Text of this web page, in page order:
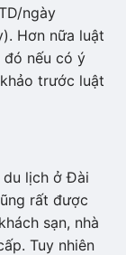
ngày
Hơn nữa luật
đó nếu có ý
trước luật
du lịch ở Đài
rất được
sạn, nhà
Tuy nhiên